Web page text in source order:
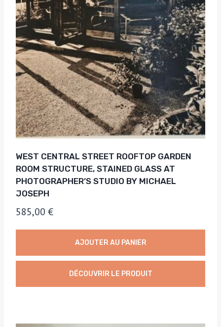
WEST CENTRAL STREET ROOFTOP GARDEN
ROOM STRUCTURE, STAINED GLASS AT
PHOTOGRAPHER’S STUDIO BY MICHAEL
JOSEPH
585,00 €
AJOUTER AU PANIER
DÉCOUVRIR LE PRODUIT